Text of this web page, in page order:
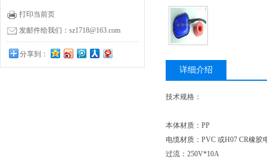
打印当前页
发邮件给我们：sz1718@163.com
分享到：
0
详细介绍
技术规格：
本体材质：PP
电缆材质：PVC 或H07 CR橡胶
过流：250V*10A